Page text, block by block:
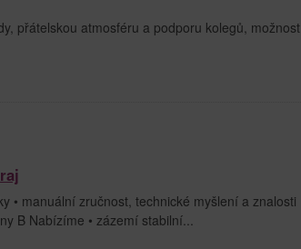
přátelskou atmosféru a podporu kolegů, možnost
• manuální zručnost, technické myšlení a znalosti
B Nabízíme • zázemí stabilní...